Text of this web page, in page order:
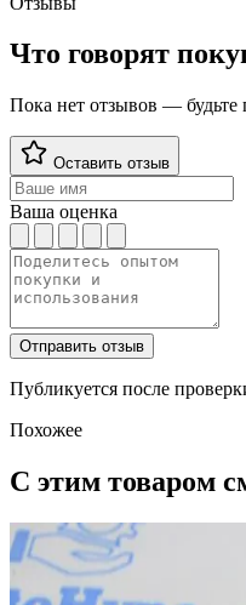
Что говорят
Пока нет отзывов — будьте
Оставить отзыв
Ваша оценка
Отправить отзыв
Публикуется после
Похожее
С этим товаром